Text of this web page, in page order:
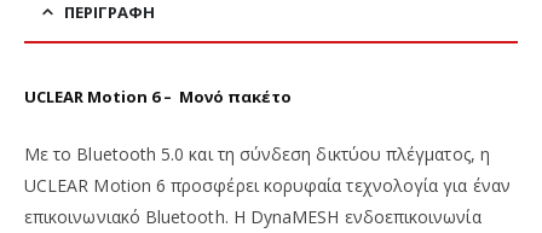
ΠΕΡΙΓΡΑΦΉ
UCLEAR Motion 6 – Μονό πακέτο
Με το Bluetooth 5.0 και τη σύνδεση δικτύου πλέγματος, η
UCLEAR Motion 6 προσφέρει κορυφαία τεχνολογία για έναν
επικοινωνιακό Bluetooth. Η DynaMESH ενδοεπικοινωνία